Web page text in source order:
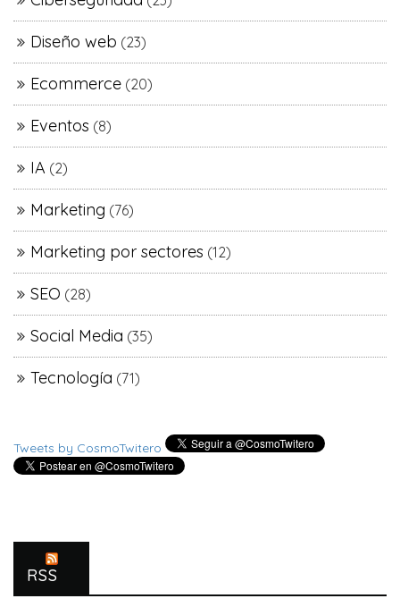
Diseño web (23)
Ecommerce (20)
Eventos (8)
IA (2)
Marketing (76)
Marketing por sectores (12)
SEO (28)
Social Media (35)
Tecnología (71)
Tweets by CosmoTwitero
RSS